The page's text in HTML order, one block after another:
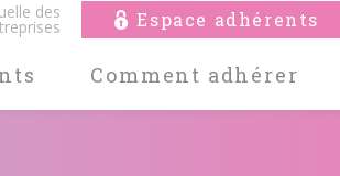
des Espace adhérents
Comment adhérer